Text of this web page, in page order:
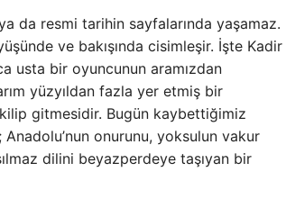
da resmi tarihin sayfalarında yaşamaz.
ve bakışında cisimleşir. İşte Kadir
usta bir oyuncunun aramızdan
yüzyıldan fazla yer etmiş bir
gitmesidir. Bugün kaybettiğimiz
Anadolu’nun onurunu, yoksulun vakur
dilini beyazperdeye taşıyan bir